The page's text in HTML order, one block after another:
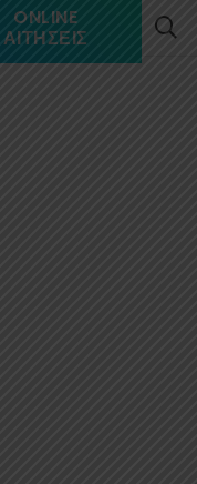
ONLINE
ΑΙΤΉΣΕΙΣ